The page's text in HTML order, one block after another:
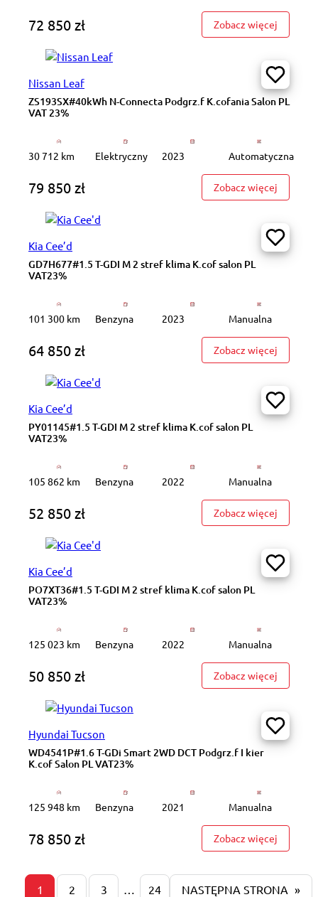
72 850 zł Zobacz więcej
Nissan Leaf
ZS193SX#40kWh N-Connecta Podgrz.f K.cofania Salon PL
VAT 23%
30 712 km Elektryczny 2023 Automatyczna
79 850 zł Zobacz więcej
Kia Cee’d
GD7H677#1.5 T-GDI M 2 stref klima K.cof salon PL
VAT23%
101 300 km Benzyna 2023 Manualna
64 850 zł Zobacz więcej
Kia Cee’d
PY01145#1.5 T-GDI M 2 stref klima K.cof salon PL
VAT23%
105 862 km Benzyna 2022 Manualna
52 850 zł Zobacz więcej
Kia Cee’d
PO7XT36#1.5 T-GDI M 2 stref klima K.cof salon PL
VAT23%
125 023 km Benzyna 2022 Manualna
50 850 zł Zobacz więcej
Hyundai Tucson
WD4541P#1.6 T-GDi Smart 2WD DCT Podgrz.f I kier
K.cof Salon PL VAT23%
125 948 km Benzyna 2021 Manualna
78 850 zł Zobacz więcej
1 2 3 24 NASTĘPNA STRONA »